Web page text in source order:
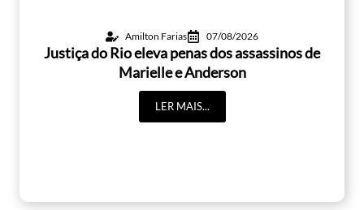
Amilton Farias 07/08/2026
Justiça do Rio eleva penas dos assassinos de
Marielle e Anderson
LER MAIS...